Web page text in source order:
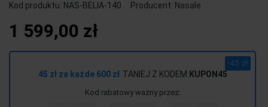
Kod produktu: NAS-BELIA-140 Producent: Nasale
1 599,00 zł
45 zł za każde 600 zł TANIEJ Z KODEM KUPON45
Kod rabatowy ważny przez:
-45 zł